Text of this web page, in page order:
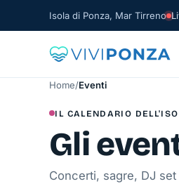
Isola di Ponza, Mar Tirreno
Home/Eventi
IL CALENDARIO
Gli
Concerti, sagre, DJ